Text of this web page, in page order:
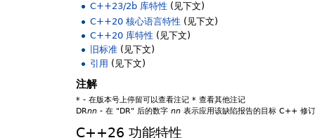
C++23/2b 库特性 (见下文)
C++20 核心语言特性 (见下文)
C++20 库特性 (见下文)
旧标准 (见下文)
引用 (见下文)
注解
* - 在版本号上停留可以查看注记 * 查看其他注记
DRnn - 在 "DR" 后的数字 nn 表示应用该缺陷报告的目标 C++ 修
C++26 功能特性